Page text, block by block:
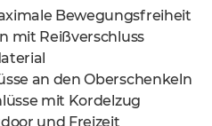
Bewegungsfreiheit
mit Reißverschluss
an den Oberschenkeln
mit Kordelzug
und Freizeit